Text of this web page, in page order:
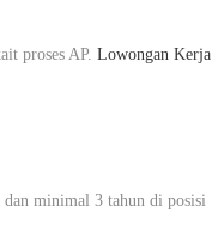
proses AP. Lowongan Kerja
dan minimal 3 tahun di posisi